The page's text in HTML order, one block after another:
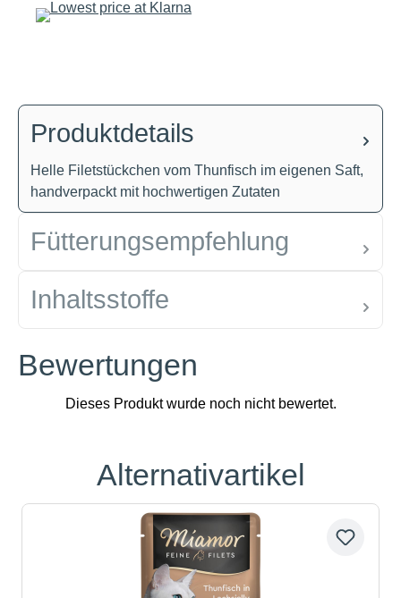
Produktdetails
Helle Filetstückchen vom Thunfisch im eigenen Saft,
handverpackt mit hochwertigen Zutaten
Fütterungsempfehlung
Inhaltsstoffe
Bewertungen
Produktgalerie überspringen
Alternativartikel